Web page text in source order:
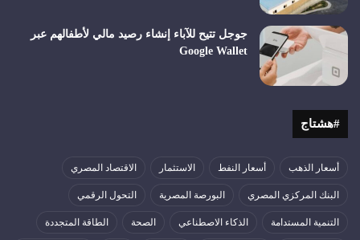
جوجل تتيح للآباء إنشاء رصيد مالي لأطفالهم عبر
Google Wallet
#هشتاج
أسعار الذهب أسعار النفط الاستثمار الاقتصاد المصري
البنك المركزي المصري البورصة المصرية التحول الرقمي
التنمية المستدامة الذكاء الاصطناعي الصحة الطاقة المتجددة